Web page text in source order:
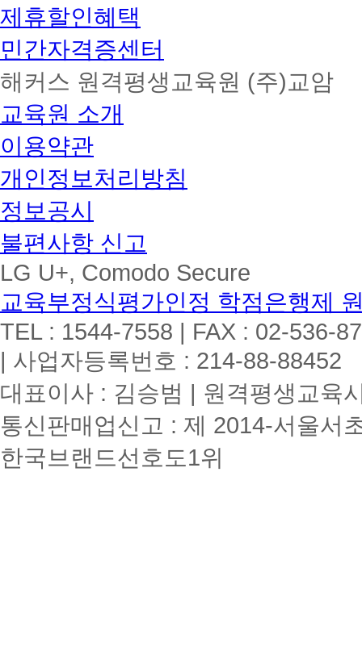
제휴할인혜택
민간자격증센터
해커스 원격평생교육원 (주)교암
교육원 소개
이용약관
개인정보처리방침
정보공시
불편사항 신고
LG U+, Comodo Secure
교육부정식평가인정 학점은행제
TEL : 1544-7558 | FAX : 02-536-
| 사업자등록번호 : 214-88-88452
대표이사 : 김승범 | 원격평생교육
통신판매업신고 : 제 2014-서울서
한국브랜드선호도1위